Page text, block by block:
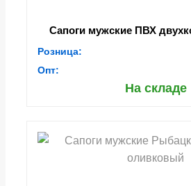
Сапоги мужские ПВХ
Розница:
Опт:
На складе